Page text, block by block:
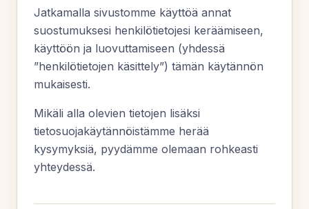
Jatkamalla sivustomme käyttöä annat
suostumuksesi henkilötietojesi keräämiseen,
käyttöön ja luovuttamiseen (yhdessä
”henkilötietojen käsittely”) tämän käytännön
mukaisesti.
Mikäli alla olevien tietojen lisäksi
tietosuojakäytännöistämme herää
kysymyksiä, pyydämme olemaan rohkeasti
yhteydessä.